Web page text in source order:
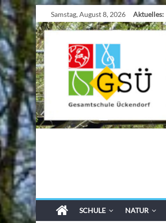
Samstag, August 8, 2026 Aktuelles:
SCHULE NATUR